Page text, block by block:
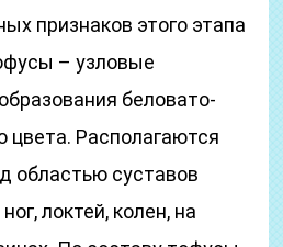
признаков этого этапа
– узловые
беловато-
цвета. Располагаются
областью суставов
локтей, колен, на